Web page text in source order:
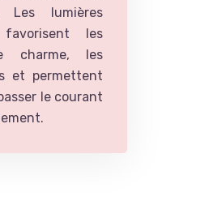
Les lumières
favorisent les
charme, les
et permettent
le courant